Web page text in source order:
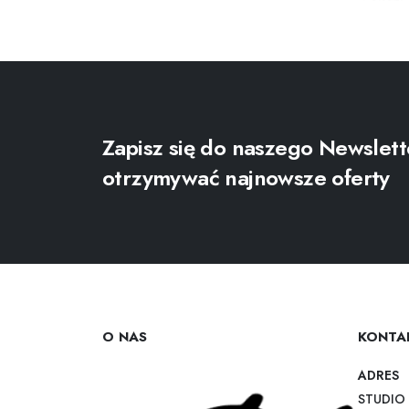
Zapisz się do naszego
otrzymywać najnowsze oferty
O NAS
ADRES